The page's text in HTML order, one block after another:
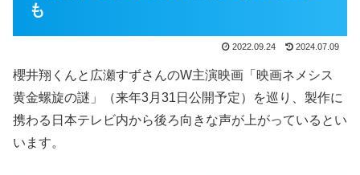
も
2022.09.24 2024.07.09
櫻井翔くんと広瀬すずさんのW主演映画「映画ネメシス
黄金螺旋の謎」（来年3月31日公開予定）を巡り、製作に
携わる日本テレビ内から後ろ向きな声が上がっているとい
います。